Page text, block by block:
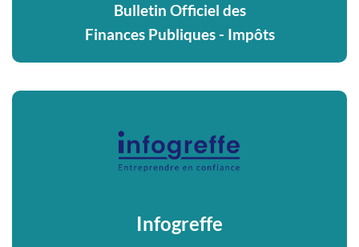
Bulletin Officiel des
Finances Publiques - Impôts
Infogreffe